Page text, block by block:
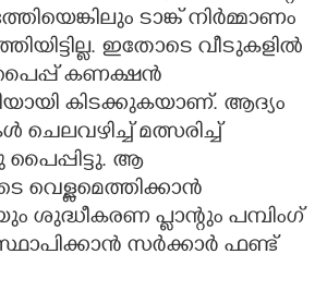
ടാങ്ക് നിർമ്മാണം
ഇതോടെ വീടുകളിൽ
കണക്ഷൻ
കിടക്കുകയാണ്. ആദ്യം
ചെലവഴിച്ച് മത്സരിച്ച്
പൈപ്പിട്ടു. ആ
വെള്ളമെത്തിക്കാൻ
ശുദ്ധീകരണ പ്ലാന്റും പമ്പിംഗ്
സർക്കാർ ഫണ്ട്